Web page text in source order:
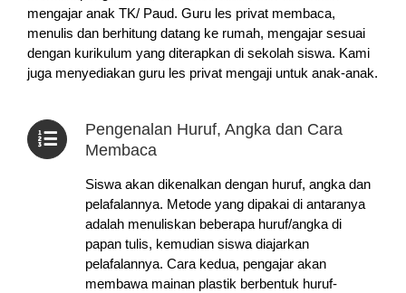
mengajar anak TK/ Paud. Guru les privat membaca,
menulis dan berhitung datang ke rumah, mengajar sesuai
dengan kurikulum yang diterapkan di sekolah siswa. Kami
juga menyediakan guru les privat mengaji untuk anak-anak.
Pengenalan Huruf, Angka dan Cara
Membaca
Siswa akan dikenalkan dengan huruf, angka dan
pelafalannya. Metode yang dipakai di antaranya
adalah menuliskan beberapa huruf/angka di
papan tulis, kemudian siswa diajarkan
pelafalannya. Cara kedua, pengajar akan
membawa mainan plastik berbentuk huruf-